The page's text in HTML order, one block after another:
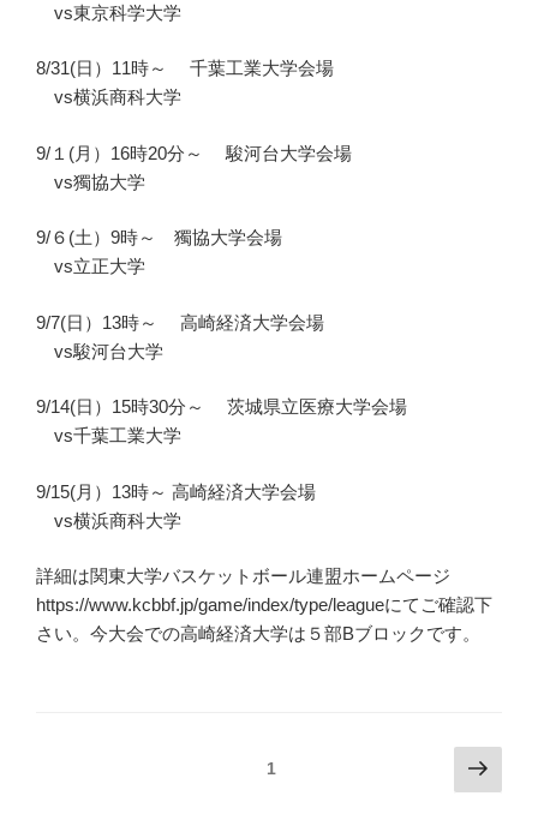
vs東京科学大学
8/31(日）11時～ 千葉工業大学会場
vs横浜商科大学
9/１(月）16時20分～ 駿河台大学会場
vs獨協大学
9/６(土）9時～ 獨協大学会場
vs立正大学
9/7(日）13時～ 高崎経済大学会場
vs駿河台大学
9/14(日）15時30分～ 茨城県立医療大学会場
vs千葉工業大学
9/15(月）13時～ 高崎経済大学会場
vs横浜商科大学
詳細は関東大学バスケットボール連盟ホームページ
https://www.kcbbf.jp/game/index/type/leagueにてご確認下
さい。今大会での高崎経済大学は５部Bブロックです。
1
次
の